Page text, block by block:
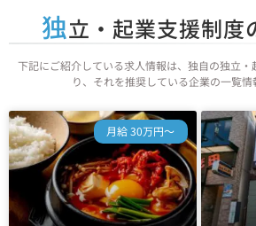
独立・起業支援制度
下記にご紹介している求人情報は、独自の独立
り、それを推奨している企業の一覧情
月給 30万円～